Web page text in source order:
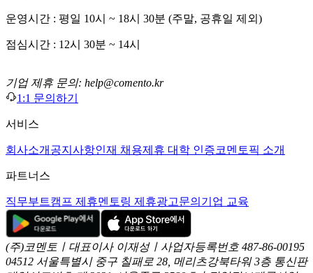
운영시간 : 평일 10시 ~ 18시 30분 (주말, 공휴일 제외)
점심시간 : 12시 30분 ~ 14시
기업 제휴 문의: help@comento.kr
1:1 문의하기
서비스
회사소개 공지사항인재 채용제휴 대학 인증코멘토픽 소개
파트너스
직무부트캠프 제휴멘토링 제휴광고문의 기업 교육
(주)코멘토ㅣ대표이사 이재성ㅣ사업자등록번호 487-86-00195
04512 서울특별시 중구 칠패로 28, 메리츠강북타워 3층 통신판